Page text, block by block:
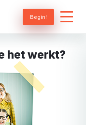
Begin!
het werkt?